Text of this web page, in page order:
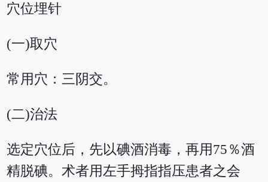
穴位埋针
(一)取穴
常用穴：三阴交。
(二)治法
选定穴位后，先以碘酒消毒，再用75％酒
精脱碘。术者用左手拇指指压患者之会